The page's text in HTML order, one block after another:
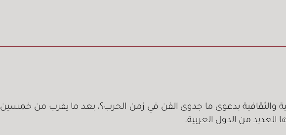
الفنية والثقافية بدعوى ما جدوى الفن في زمن الحرب؟، بعد ما يقرب من خمسين
من الدول العربية.